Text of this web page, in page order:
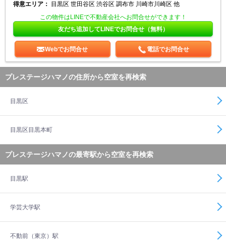
得意エリア：
目黒区 世田谷区 渋谷区 調布市 川崎市川崎区 他
この物件はLINEで不動産会社へお問合せができます！
友だち追加してLINEでお問合せ（無料）
Webでお問合せ 電話でお問合せ
プレステージハマノの住所から空室を再検索
目黒区
目黒区目黒本町
プレステージハマノの最寄駅から空室を再検索
目黒駅
学芸大学駅
不動前（東京）駅